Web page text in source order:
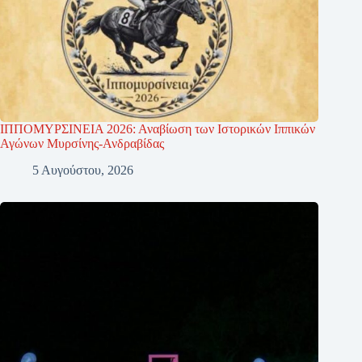
ΙΠΠΟΜΥΡΣΙΝΕΙΑ 2026: Αναβίωση των Ιστορικών Ιππικών
Αγώνων Μυρσίνης-Ανδραβίδας
5 Αυγούστου, 2026